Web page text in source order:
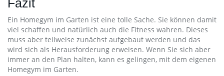
Fazit
Ein Homegym im Garten ist eine tolle Sache. Sie können damit
viel schaffen und natürlich auch die Fitness wahren. Dieses
muss aber teilweise zunächst aufgebaut werden und das
wird sich als Herausforderung erweisen. Wenn Sie sich aber
immer an den Plan halten, kann es gelingen, mit dem eigenen
Homegym im Garten.